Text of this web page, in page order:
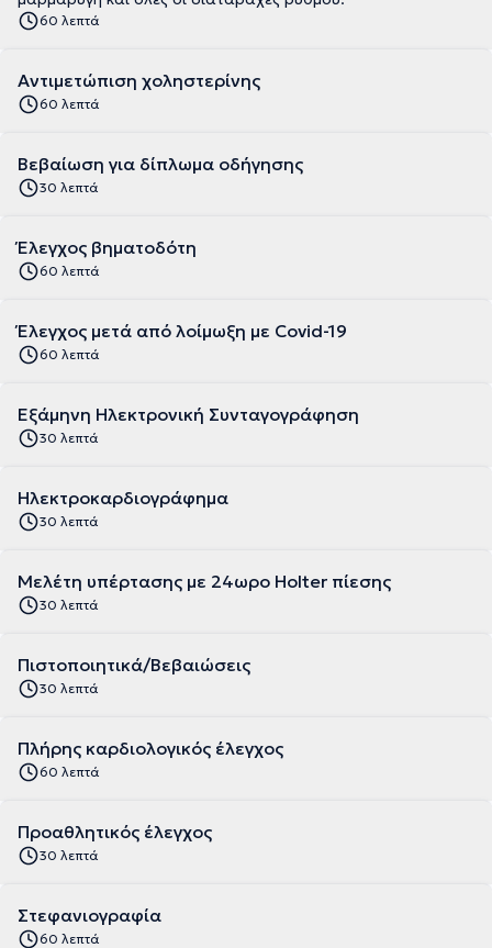
60 λεπτά
Αντιμετώπιση χοληστερίνης
60 λεπτά
Βεβαίωση για δίπλωμα οδήγησης
30 λεπτά
Έλεγχος βηματοδότη
60 λεπτά
Έλεγχος μετά από λοίμωξη με Covid-19
60 λεπτά
Εξάμηνη Ηλεκτρονική Συνταγογράφηση
30 λεπτά
Ηλεκτροκαρδιογράφημα
30 λεπτά
Μελέτη υπέρτασης με 24ωρο Holter πίεσης
30 λεπτά
Πιστοποιητικά/Βεβαιώσεις
30 λεπτά
Πλήρης καρδιολογικός έλεγχος
60 λεπτά
Προαθλητικός έλεγχος
30 λεπτά
Στεφανιογραφία
60 λεπτά